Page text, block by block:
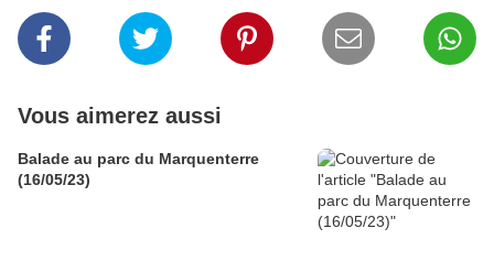
Vous aimerez aussi
Balade au parc du Marquenterre
(16/05/23)